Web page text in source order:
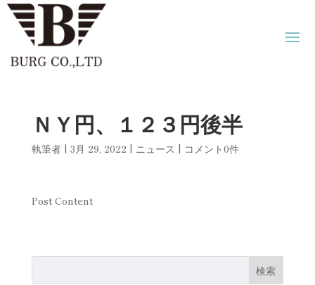
ＮＹ円、１２３円後半
執筆者 | 3月 29, 2022 | ニュース | コメント0件
Post Content
検索